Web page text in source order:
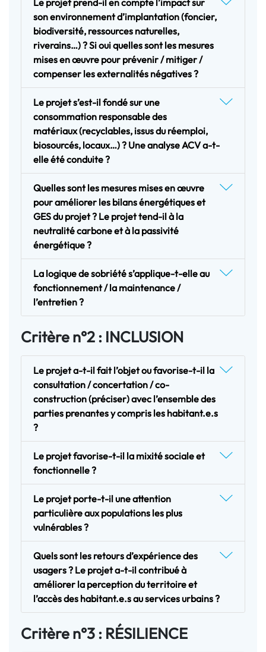
son environnement d’implantation (foncier,
biodiversité, ressources naturelles,
riverains…) ? Si oui quelles sont les mesures
mises en œuvre pour prévenir / mitiger /
compenser les externalités négatives ?
Le projet s’est-il fondé sur une
consommation responsable des
matériaux (recyclables, issus du réemploi,
biosourcés, locaux…) ? Une analyse ACV a-t-
elle été conduite ?
Quelles sont les mesures mises en œuvre
pour améliorer les bilans énergétiques et
GES du projet ? Le projet tend-il à la
neutralité carbone et à la passivité
énergétique ?
La logique de sobriété s’applique-t-elle au
fonctionnement / la maintenance /
l’entretien ?
Critère n°2 : INCLUSION
Le projet a-t-il fait l’objet ou favorise-t-il la
consultation / concertation / co-
construction (préciser) avec l’ensemble des
parties prenantes y compris les habitant.e.s
?
Le projet favorise-t-il la mixité sociale et
fonctionnelle ?
Le projet porte-t-il une attention
particulière aux populations les plus
vulnérables ?
Quels sont les retours d’expérience des
usagers ? Le projet a-t-il contribué à
améliorer la perception du territoire et
l’accès des habitant.e.s au services urbains ?
Critère n°3 : RÉSILIENCE